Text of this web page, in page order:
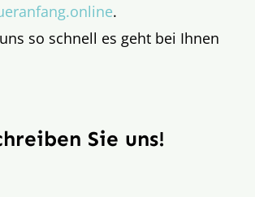
.
so schnell es geht bei Ihnen
Sie uns!